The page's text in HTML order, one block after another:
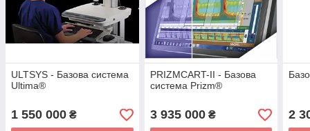
ULTSYS - Базова система
Ultima®
1 550 000 ₴
PRIZMCART-II - Базова
система Prizm®
3 935 000₴ 2